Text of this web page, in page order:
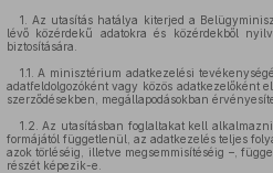
1. Az utasítás hatálya kiterjed a
lévő közérdekű adatokra és közérdekből
biztosítására.
1.1. A minisztérium adatkezelési
adatfeldolgozóként vagy közös adatkezelőként
szerződésekben, megállapodásokban
1.2. Az utasításban foglaltakat kell
formájától függetlenül, az adatkezelés teljes
azok törléséig, illetve megsemmisítéséig –,
részét képezik-e.